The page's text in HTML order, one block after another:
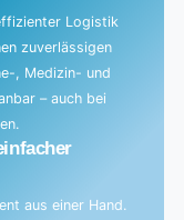
Logistik
zuverlässigen
, Medizin- und
– auch bei
aus einer Hand.